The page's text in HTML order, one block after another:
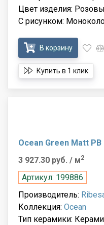
Цвет изделия:
С рисунком:
В корзину
Купить в 1 клик
Ocean Green Matt PB
3 927.30 руб. / м2
Артикул: 199886
Производитель:
Коллекция: Ocean
Тип керамики: